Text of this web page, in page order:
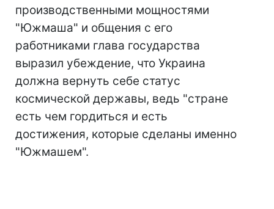
производственными мощностями
"Южмаша" и общения с его
работниками глава государства
выразил убеждение, что Украина
должна вернуть себе статус
космической державы, ведь "стране
есть чем гордиться и есть
достижения, которые сделаны именно
"Южмашем".